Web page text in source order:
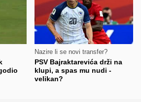
Nazire li se novi transfer?
PSV Bajraktarevića drži na
klupi, a spas mu nudi -
velikan?